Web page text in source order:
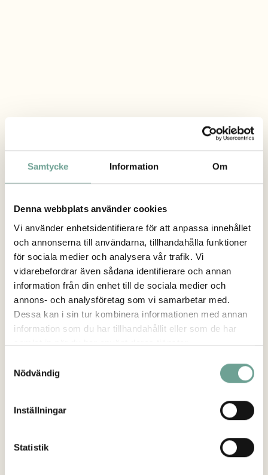
Samtycke Information Om
Denna webbplats använder cookies
Vi använder enhetsidentifierare för att anpassa innehållet
och annonserna till användarna, tillhandahålla funktioner
för sociala medier och analysera vår trafik. Vi
vidarebefordrar även sådana identifierare och annan
information från din enhet till de sociala medier och
annons- och analysföretag som vi samarbetar med.
Dessa kan i sin tur kombinera informationen med annan
information som du har tillhandahållit eller som de har
samlat in när du har använt deras tjänster.
Nödvändig
Inställningar
Statistik